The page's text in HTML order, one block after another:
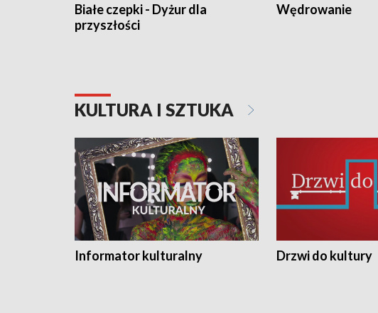
Białe czepki - Dyżur dla
przyszłości
Wędrowanie
KULTURA I SZTUKA
Informator kulturalny Drzwi do kultury